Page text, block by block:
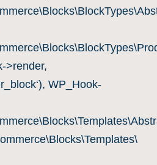
>render,
WP_Hook-